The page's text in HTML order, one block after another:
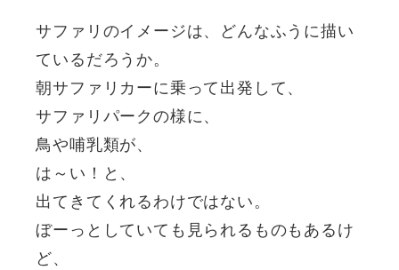
サファリのイメージは、どんなふうに描い
ているだろうか。
朝サファリカーに乗って出発して、
サファリパークの様に、
鳥や哺乳類が、
は～い！と、
出てきてくれるわけではない。
ぼーっとしていても見られるものもあるけ
ど、